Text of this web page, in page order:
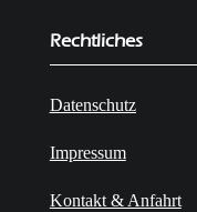
Rechtliches
Datenschutz
Impressum
Kontakt & Anfahrt